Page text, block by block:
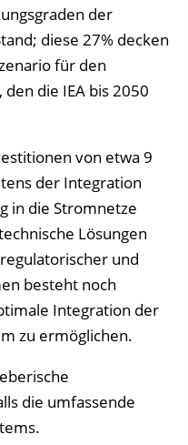
der
diese 27% decken
für den
die IEA bis 2050
von etwa 9
der Integration
in die Stromnetze
Lösungen
und
besteht noch
Integration der
zu ermöglichen.
die umfassende